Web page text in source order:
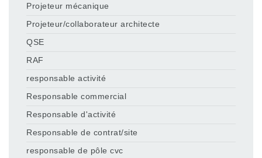
Projeteur mécanique
Projeteur/collaborateur architecte
QSE
RAF
responsable activité
Responsable commercial
Responsable d'activité
Responsable de contrat/site
responsable de pôle cvc